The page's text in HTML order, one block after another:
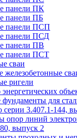
панели ПК
панели ПБ
панели ПСП
панели ПСД
панели ПВ
панели ПСТ
сваи
железобетонные
ригели
для
серии 3.407.1-144,
опор линий
выпуск 2